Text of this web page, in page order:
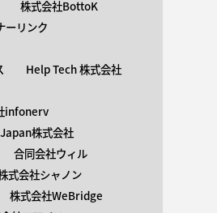
株式会社BottoK
ーリンク
Help Tech 株式会社
infonerv
株式会社
合同会社ウィル
式会社シャノン
株式会社WeBridge